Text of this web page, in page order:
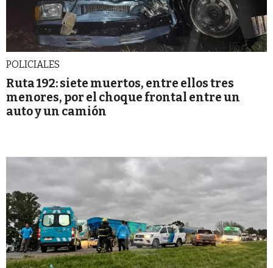
POLICIALES
Ruta 192: siete muertos, entre ellos tres
menores, por el choque frontal entre un
auto y un camión